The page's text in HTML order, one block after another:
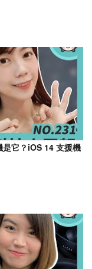
是它？iOS 14 支援機